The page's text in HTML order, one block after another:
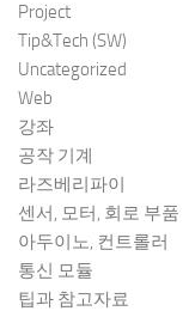
Project
Tip&Tech (SW)
Uncategorized
Web
강좌
공작 기계
라즈베리파이
센서, 모터, 회로 부품
아두이노, 컨트롤러
통신 모듈
팁과 참고자료